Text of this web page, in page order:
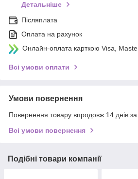
Детальніше
Післяплата
Оплата на рахунок
Онлайн-оплата карткою Visa,
Всі умови оплати
Умови повернення
Повернення товару впродовж 14 днів
Всі умови повернення
Подібні товари компанії